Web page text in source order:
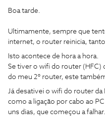
Boa tarde.
Ultimamente, sempre que
internet, o router reinicia,
Isto acontece de hora a hora.
Se tiver o wifi do router (HFC)
do meu 2º router, este
Já desativei o wifi do router da
como a ligação por cabo ao
uns dias, que começou a falhar.